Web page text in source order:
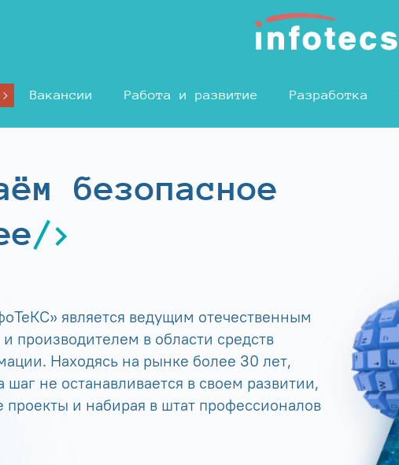
Вакансии Работа и развитие Разработка
безопасное
является ведущим отечественным
производителем в области средств
Находясь на рынке более 30 лет,
не останавливается в своем развитии,
проекты и набирая в штат профессионалов